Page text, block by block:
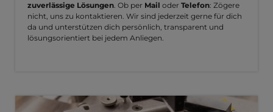
zuverlässige Lösungen. Ob per Mail oder Telefon: Zögere
nicht, uns zu kontaktieren. Wir sind jederzeit gerne für dich
da und unterstützen dich persönlich, transparent und
lösungsorientiert bei jedem Anliegen.